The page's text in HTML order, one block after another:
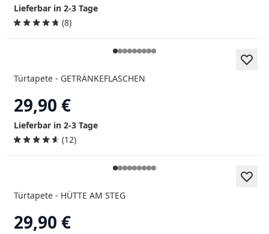
Lieferbar in 2-3 Tage
(8)
Türtapete - GETRÄNKEFLASCHEN
29,90 €
Lieferbar in 2-3 Tage
(12)
Türtapete - HÜTTE AM STEG
29,90 €